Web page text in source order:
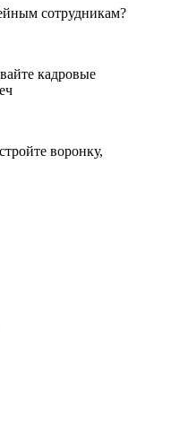
сотрудникам?
кадровые
воронку,